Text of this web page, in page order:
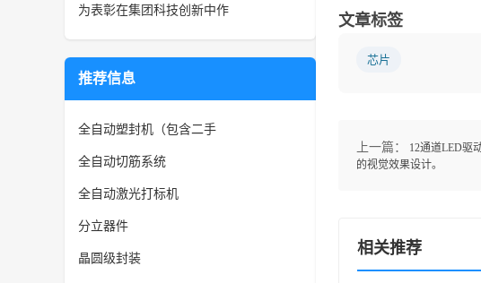
为表彰在集团科技创新中作
推荐信息
全自动塑封机（包含二手
全自动切筋系统
全自动激光打标机
分立器件
晶圆级封装
文章标签
芯片
上一篇：
12通道LED驱
的视觉效果设计。
相关推荐